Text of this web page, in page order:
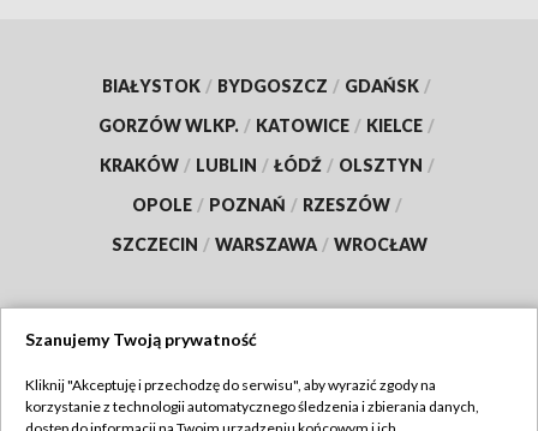
BIAŁYSTOK / BYDGOSZCZ / GDAŃSK /
GORZÓW WLKP. / KATOWICE / KIELCE /
KRAKÓW / LUBLIN / ŁÓDŹ / OLSZTYN /
OPOLE / POZNAŃ / RZESZÓW /
SZCZECIN / WARSZAWA / WROCŁAW
TVP
Szanujemy Twoją prywatność
Kliknij "Akceptuję i przechodzę do serwisu", aby wyrazić zgody na
korzystanie z technologii automatycznego śledzenia i zbierania danych,